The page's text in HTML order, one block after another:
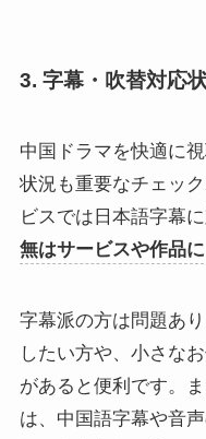
3. 字幕・吹替対応
中国ドラマを快適に
状況も重要なチェッ
ビスでは日本語字幕
無はサービスや作品
字幕派の方は問題あ
したい方や、小さな
があると便利です。
は、中国語字幕や音